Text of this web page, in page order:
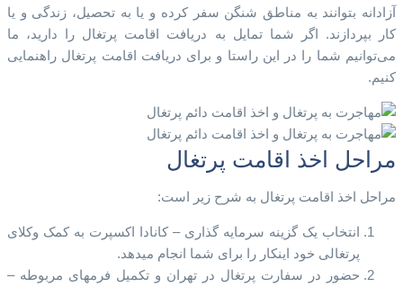
آزادانه بتوانند به مناطق شنگن سفر کرده و یا به تحصیل، زندگی و یا
کار بپردازند. اگر شما تمایل به دریافت اقامت پرتغال را دارید، ما
می‌توانیم شما را در این راستا و برای دریافت اقامت پرتغال راهنمایی
کنیم.
مراحل اخذ اقامت پرتغال
مراحل اخذ اقامت پرتغال به شرح زیر است:
انتخاب یک گزینه سرمایه گذاری – کانادا اکسپرت به کمک وکلای
پرتغالی خود اینکار را برای شما انجام میدهد.
حضور در سفارت پرتغال در تهران و تکمیل فرمهای مربوطه –